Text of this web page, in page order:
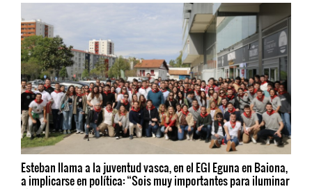
Esteban llama a la juventud vasca, en el EGI Eguna en Baiona,
a implicarse en política: “Sois muy importantes para iluminar